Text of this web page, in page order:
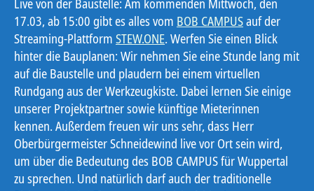
17.03, ab 15:00 gibt es alles vom BOB CAMPUSauf der
Streaming-Plattform STEW.ONE. Werfen Sie einen Blick
hinter die Bauplanen: Wir nehmen Sie eine Stunde lang mit
auf die Baustelle und plaudern bei einem virtuellen
Rundgang aus der Werkzeugkiste. Dabei lernen Sie einige
unserer Projektpartner sowie künftige Mieterinnen
kennen. Außerdem freuen wir uns sehr, dass Herr
Oberbürgermeister Schneidewind live vor Ort sein wird,
um über die Bedeutung des BOB CAMPUS für Wuppertal
zu sprechen. Und natürlich darf auch der traditionelle